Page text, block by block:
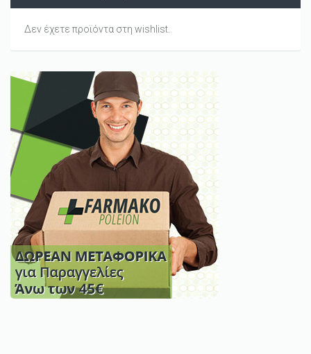
Δεν έχετε προϊόντα στη wishlist.